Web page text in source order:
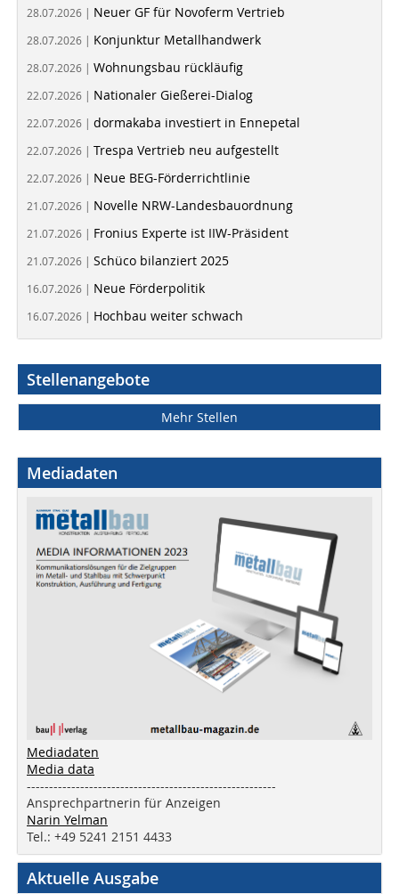
28.07.2026 | Neuer GF für Novoferm Vertrieb
28.07.2026 | Konjunktur Metallhandwerk
28.07.2026 | Wohnungsbau rückläufig
22.07.2026 | Nationaler Gießerei-Dialog
22.07.2026 | dormakaba investiert in Ennepetal
22.07.2026 | Trespa Vertrieb neu aufgestellt
22.07.2026 | Neue BEG-Förderrichtlinie
21.07.2026 | Novelle NRW-Landesbauordnung
21.07.2026 | Fronius Experte ist IIW-Präsident
21.07.2026 | Schüco bilanziert 2025
16.07.2026 | Neue Förderpolitik
16.07.2026 | Hochbau weiter schwach
Stellenangebote
Mehr Stellen
Mediadaten
Mediadaten
Media data
--------------------------------------------------------
Ansprechpartnerin für Anzeigen
Narin Yelman
Tel.: +49 5241 2151 4433
Aktuelle Ausgabe